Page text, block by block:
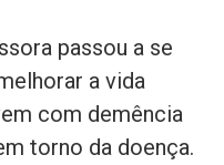
passou a se
a vida
com demência
torno da doença.